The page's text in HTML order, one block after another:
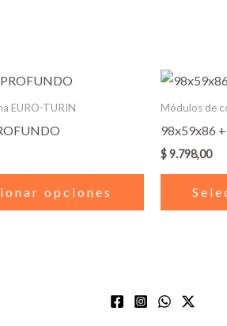
EURO-TURIN
opciones
Este
producto
múltiples
variantes.
opciones
en
Módulos de
98x59x86
$9.798,00